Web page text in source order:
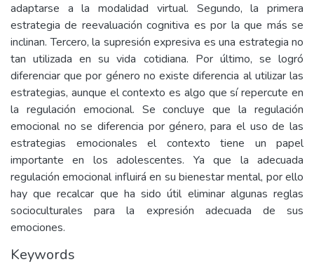
adaptarse a la modalidad virtual. Segundo, la primera
estrategia de reevaluación cognitiva es por la que más se
inclinan. Tercero, la supresión expresiva es una estrategia no
tan utilizada en su vida cotidiana. Por último, se logró
diferenciar que por género no existe diferencia al utilizar las
estrategias, aunque el contexto es algo que sí repercute en
la regulación emocional. Se concluye que la regulación
emocional no se diferencia por género, para el uso de las
estrategias emocionales el contexto tiene un papel
importante en los adolescentes. Ya que la adecuada
regulación emocional influirá en su bienestar mental, por ello
hay que recalcar que ha sido útil eliminar algunas reglas
socioculturales para la expresión adecuada de sus
emociones.
Keywords